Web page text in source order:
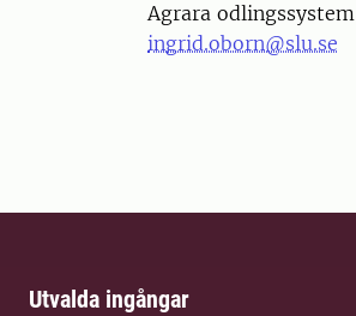
Agrara odlingssystem
ingrid.oborn@slu.se
Utvalda ingångar